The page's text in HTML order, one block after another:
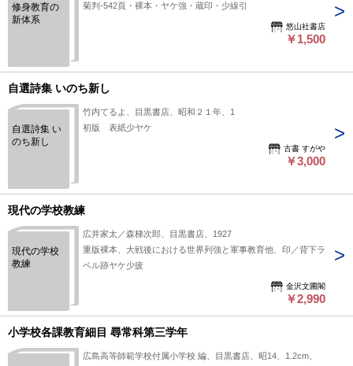
修身教育の
新体系
菊判-542頁・裸本・ヤケ強・蔵印・少線引
悠山社書店
￥1,500
自選詩集 いのち新し
自選詩集 い
のち新し
竹内てるよ、目黒書店、昭和２１年、1
初版 表紙少ヤケ
古書 すがや
￥3,000
現代の学校教練
現代の学校
教練
広井家太／森梯次郎、目黒書店、1927
重版裸本、大戦後における世界列強と軍事教育他、印／背下ラ
ベル跡ヤケ少疲
金沢文圃閣
￥2,990
小学校各課教育細目 尋常科第三学年
広島高等師範学校付属小学校 編、目黒書店、昭14、1.2cm、